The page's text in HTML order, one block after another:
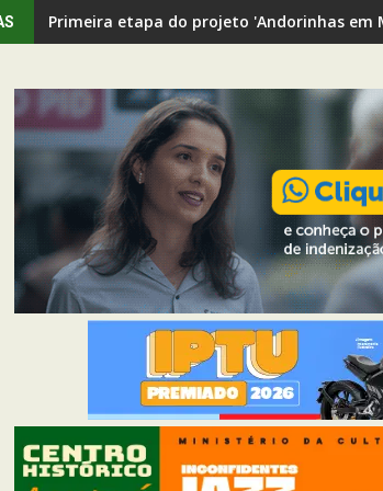
Primeira etapa do projeto 'Andorinhas em